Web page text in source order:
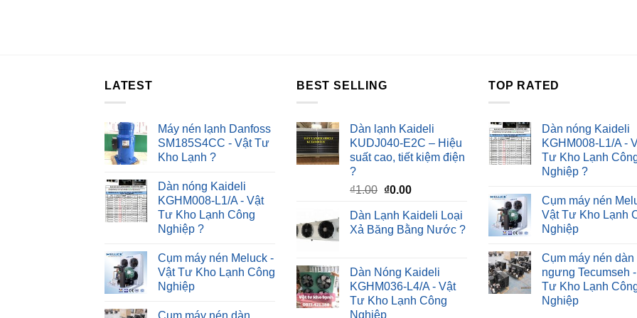
LATEST
Máy nén lạnh Danfoss
SM185S4CC - Vật Tư
Kho Lạnh ?
Dàn nóng Kaideli
KGHM008-L1/A - Vật
Tư Kho Lạnh Công
Nghiệp ?
Cụm máy nén Meluck -
Vật Tư Kho Lạnh Công
Nghiệp
BEST SELLING
Dàn lạnh Kaideli
KUDJ040-E2C – Hiệu
suất cao, tiết kiệm điện
?
₫1.00 Giá
là:
₫1.00.
₫0.00Giá
tại
là:
Dàn Lạnh Kaideli Loại
Xả Băng Bằng Nước ?
Dàn Nóng Kaideli
KGHM036-L4/A - Vật
Tư Kho Lạnh Công
Nghiệp
TOP RATED
Dàn nóng Kaideli
KGHM008-L1/A -
Tư Kho Lạnh
Nghiệp ?
Cụm máy nén
Vật Tư Kho Lạnh
Nghiệp
Cụm máy nén dàn
ngưng Tecumseh
Tư Kho Lạnh
Nghiệp